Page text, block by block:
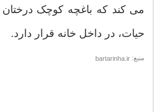
می کند که باغچه کوچک درختان
حیات، در داخل خانه قرار دارد.
منبع: bartarinha.ir